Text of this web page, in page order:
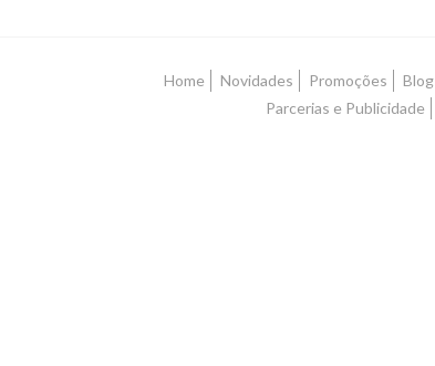
Home Novidades Promoções Blog
Parcerias e Publicidade